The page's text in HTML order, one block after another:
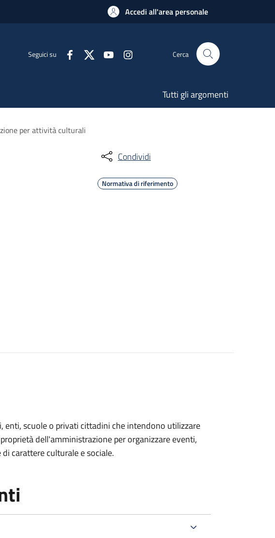
Accedi all'area personale
Seguici su Cerca
Tutti gli argomenti
per attività culturali
Condividi
Normativa di riferimento
enti, scuole o privati cittadini che intendono utilizzare
dell'amministrazione per organizzare eventi,
carattere culturale e sociale.